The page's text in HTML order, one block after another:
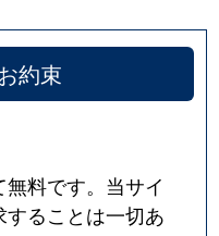
約束
料です。当サイ
することは一切あ